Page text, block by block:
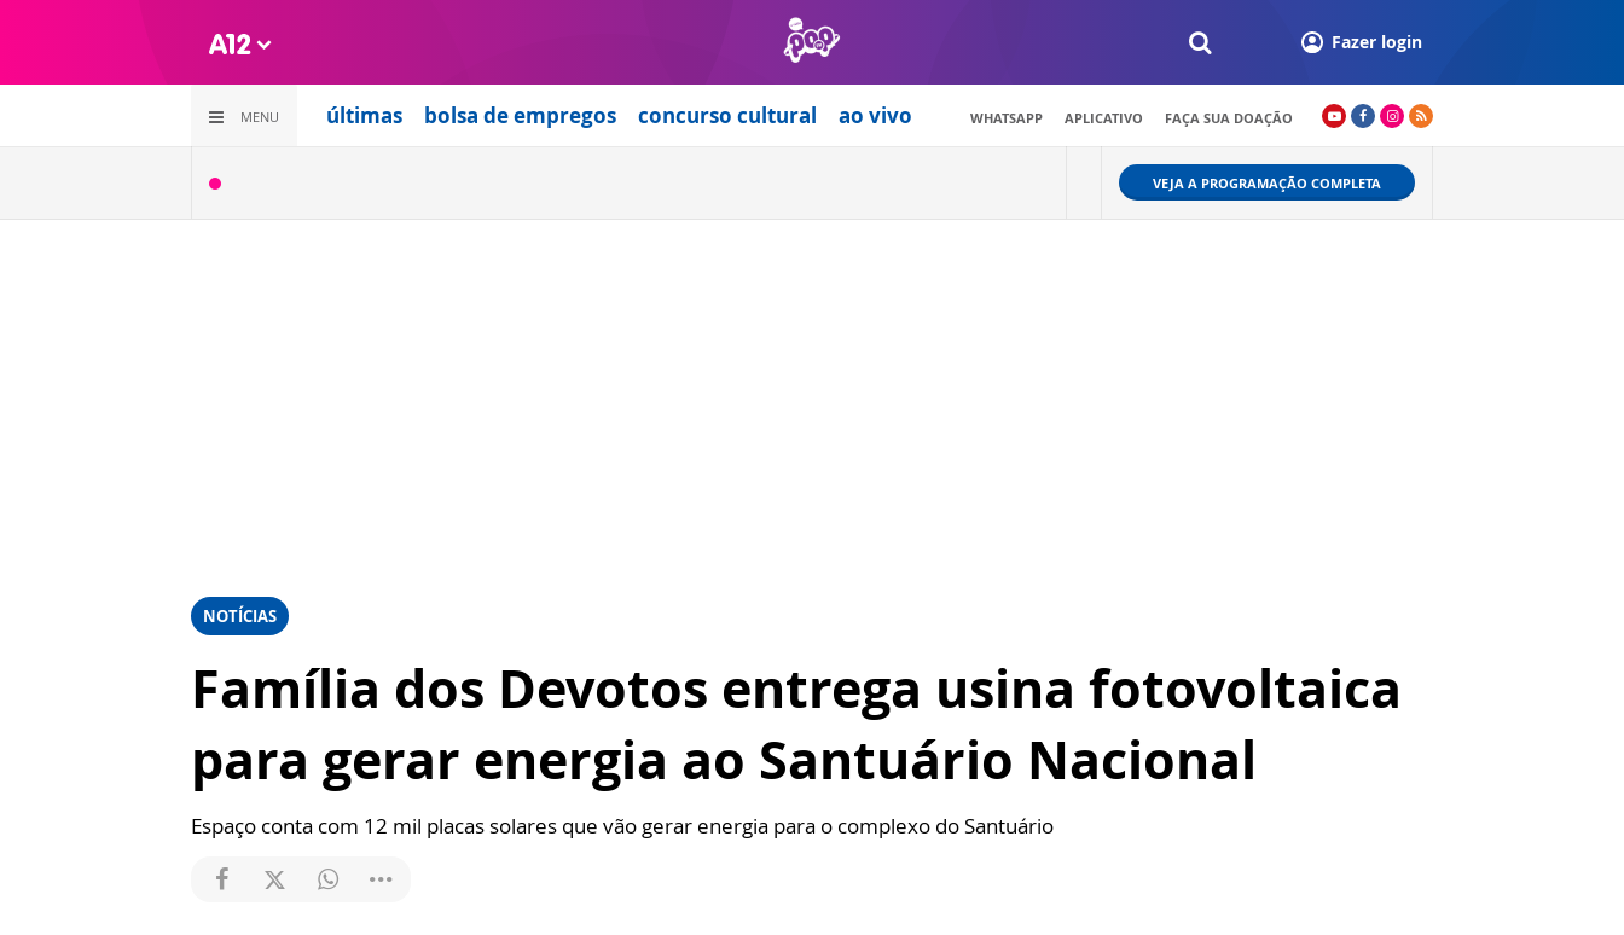
Fazer login
MENU últimas bolsa de empregos concurso cultural ao vivo WHATSAPP APLICATIVO FAÇA SUA DOAÇÃO
VEJA A PROGRAMAÇÃO COMPLETA
NOTÍCIAS
Família dos Devotos entrega usina fotovoltaica
para gerar energia ao Santuário Nacional
Espaço conta com 12 mil placas solares que vão gerar energia para o complexo do Santuário